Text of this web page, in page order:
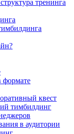
тренинга
формате
квест
тимбилдинг
в аудитории